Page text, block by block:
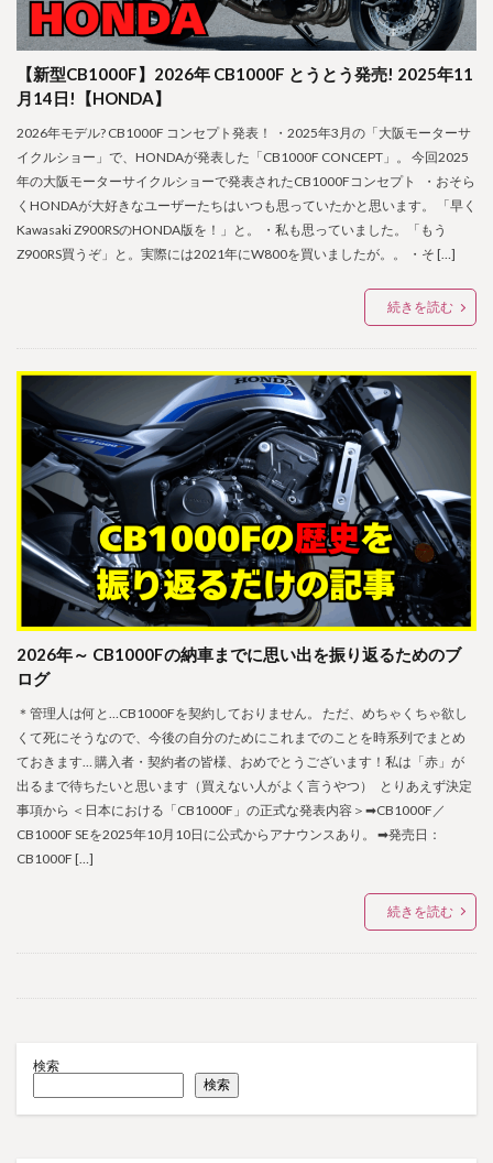
【新型CB1000F】2026年 CB1000F とうとう発売! 2025年11
月14日!【HONDA】
2026年モデル? CB1000F コンセプト発表！ ・2025年3月の「大阪モーターサ
イクルショー」で、HONDAが発表した「CB1000F CONCEPT」。 今回2025
年の大阪モーターサイクルショーで発表されたCB1000Fコンセプト ・おそら
くHONDAが大好きなユーザーたちはいつも思っていたかと思います。 「早く
Kawasaki Z900RSのHONDA版を！」と。 ・私も思っていました。「もう
Z900RS買うぞ」と。実際には2021年にW800を買いましたが。。 ・そ […]
続きを読む
2026年～ CB1000Fの納車までに思い出を振り返るためのブ
ログ
＊管理人は何と…CB1000Fを契約しておりません。 ただ、めちゃくちゃ欲し
くて死にそうなので、今後の自分のためにこれまでのことを時系列でまとめ
ておきます… 購入者・契約者の皆様、おめでとうございます！私は「赤」が
出るまで待ちたいと思います（買えない人がよく言うやつ） とりあえず決定
事項から ＜日本における「CB1000F」の正式な発表内容＞➡CB1000F／
CB1000F SEを2025年10月10日に公式からアナウンスあり。 ➡発売日：
CB1000F […]
続きを読む
検索
検索